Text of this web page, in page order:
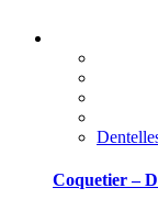
Coquetier –